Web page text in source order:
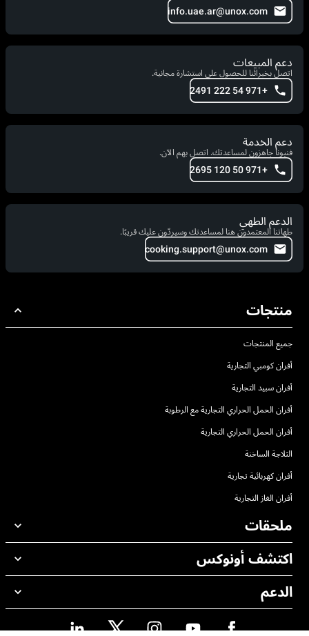
info.uae.ar@unox.com
دعم المبيعات
اتصل بخبرائنا للحصول على استشارة مجانية.
+971 54 222 2491
دعم الخدمة
فنيونا جاهزون لمساعدتك. اتصل بهم الآن.
+971 50 120 2695
الدعم الطهي
طهاتنا المعتمدون هنا لمساعدتك وسيردّون عليك قريبًا.
cooking.support@unox.com
منتجات
جميع المنتجات
أفران كومبي التجارية
أفران سبيد التجارية
أفران الحمل الحراري التجارية مع الرطوبة
أفران الحمل الحراري التجارية
الثلاجة الساخنة
أفران كهربائية تجارية
أفران الغاز التجارية
ملحقات
جميع الملحقات
منظفات الغسيل اليدوي
معالجة المياه باستخدام المرشحات
اكتشف أونوكس
مكاتبنا حول العالم
الدعم